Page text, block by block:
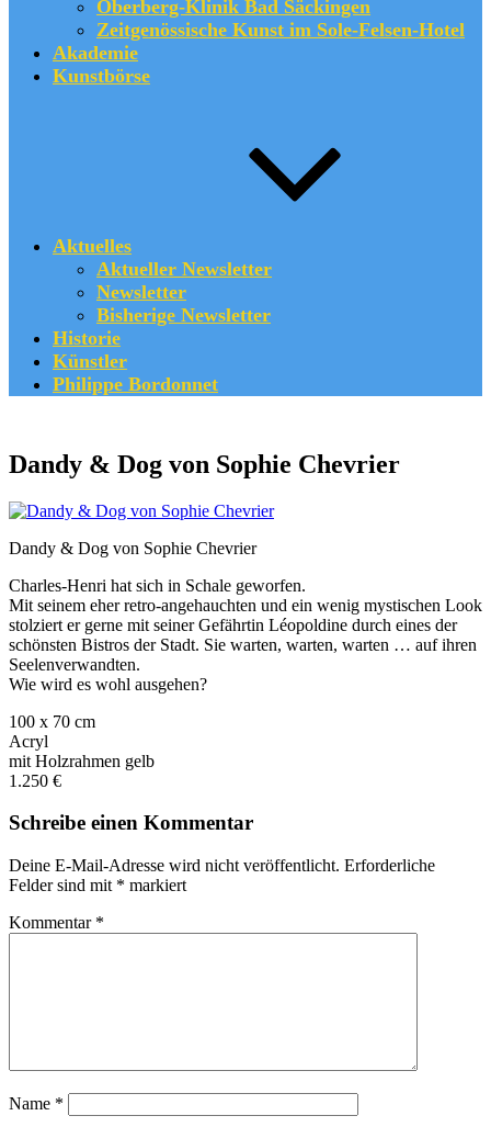
Oberberg-Klinik Bad Säckingen
Zeitgenössische Kunst im Sole-Felsen-Hotel
Akademie
Kunstbörse
Aktuelles
Aktueller Newsletter
Newsletter
Bisherige Newsletter
Historie
Künstler
Philippe Bordonnet
Dandy & Dog von Sophie Chevrier
Dandy & Dog von Sophie Chevrier
Charles-Henri hat sich in Schale geworfen.
Mit seinem eher retro-angehauchten und ein wenig mystischen Look
stolziert er gerne mit seiner Gefährtin Léopoldine durch eines der
schönsten Bistros der Stadt. Sie warten, warten, warten … auf ihren
Seelenverwandten.
Wie wird es wohl ausgehen?
100 x 70 cm
Acryl
mit Holzrahmen gelb
1.250 €
Schreibe einen Kommentar
Deine E-Mail-Adresse wird nicht veröffentlicht. Erforderliche
Felder sind mit * markiert
Kommentar *
Name *